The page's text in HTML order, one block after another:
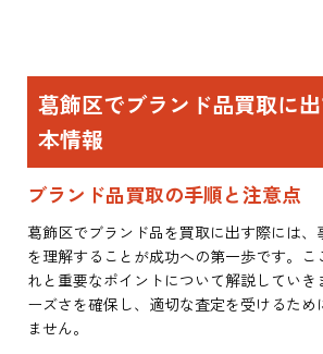
葛飾区でブランド品買取に
本情報
ブランド品買取の手順と注意点
葛飾区でブランド品を買取に出す際には
を理解することが成功への第一歩です。
れと重要なポイントについて解説していき
ーズさを確保し、適切な査定を受けるため
ません。